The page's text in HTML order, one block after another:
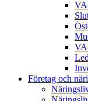
Företag och